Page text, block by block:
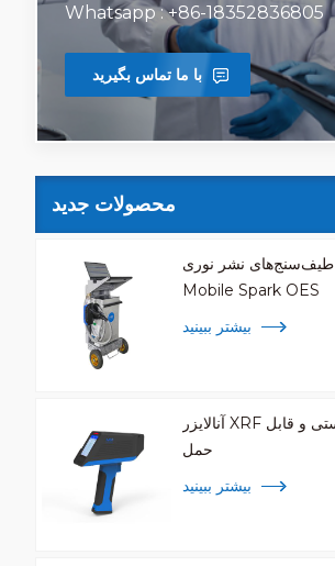
Whatsapp : +86-18352836805
با ما تماس بگیرید
محصولات جدید
طیف‌سنج‌های نشر نوری
Mobile Spark OES
بیشتر ببینید
آنالایزر XRF دستی و قابل
حمل
بیشتر ببینید